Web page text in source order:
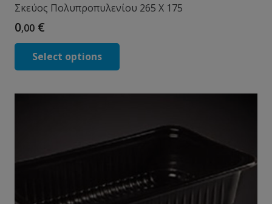
Σκεύος Πολυπροπυλενίου 265 X 175
0,00 €
Select options